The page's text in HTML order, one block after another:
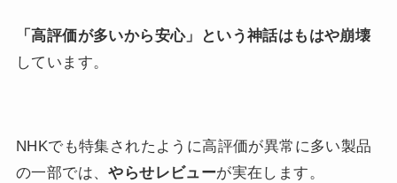
「高評価が多いから安心」という神話はもはや崩壊
しています。
NHKでも特集されたように高評価が異常に多い製品
の一部では、やらせレビューが実在します。